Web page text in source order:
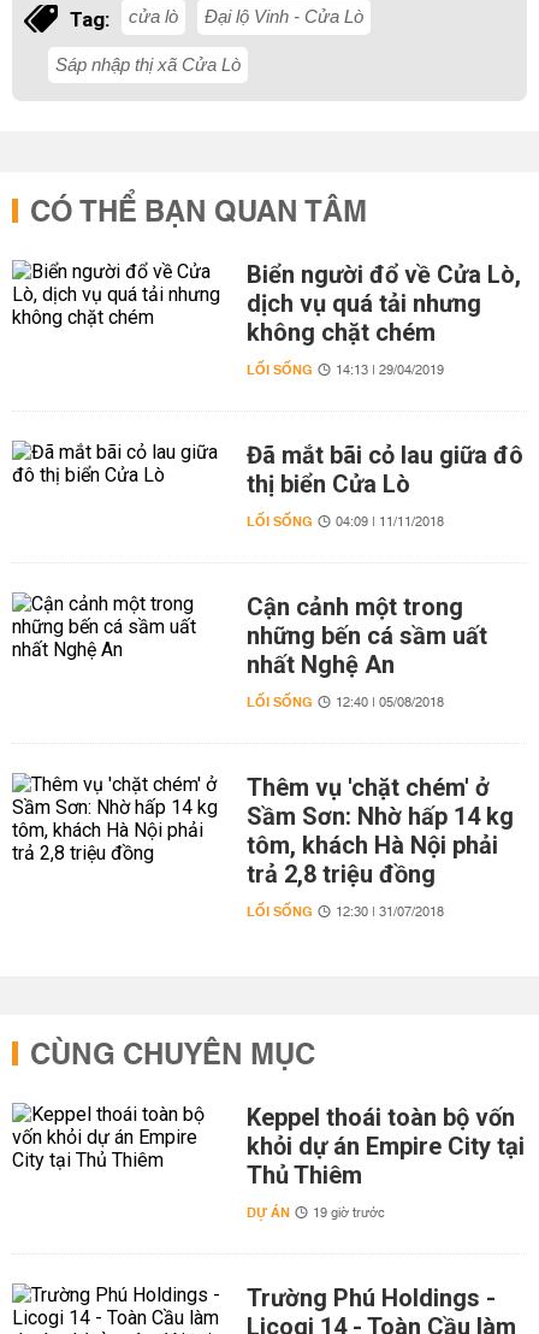
Tag: cửa lò Đại lộ Vinh - Cửa Lò
Sáp nhập thị xã Cửa Lò
CÓ THỂ BẠN QUAN TÂM
Biển người đổ về Cửa Lò,
dịch vụ quá tải nhưng
không chặt chém
LỐI SỐNG 14:13 | 29/04/2019
Đã mắt bãi cỏ lau giữa đô
thị biển Cửa Lò
LỐI SỐNG 04:09 | 11/11/2018
Cận cảnh một trong
những bến cá sầm uất
nhất Nghệ An
LỐI SỐNG 12:40 | 05/08/2018
Thêm vụ 'chặt chém' ở
Sầm Sơn: Nhờ hấp 14 kg
tôm, khách Hà Nội phải
trả 2,8 triệu đồng
LỐI SỐNG 12:30 | 31/07/2018
CÙNG CHUYÊN MỤC
Keppel thoái toàn bộ vốn
khỏi dự án Empire City tại
Thủ Thiêm
DỰ ÁN 19 giờ trước
Trường Phú Holdings -
Licogi 14 - Toàn Cầu làm